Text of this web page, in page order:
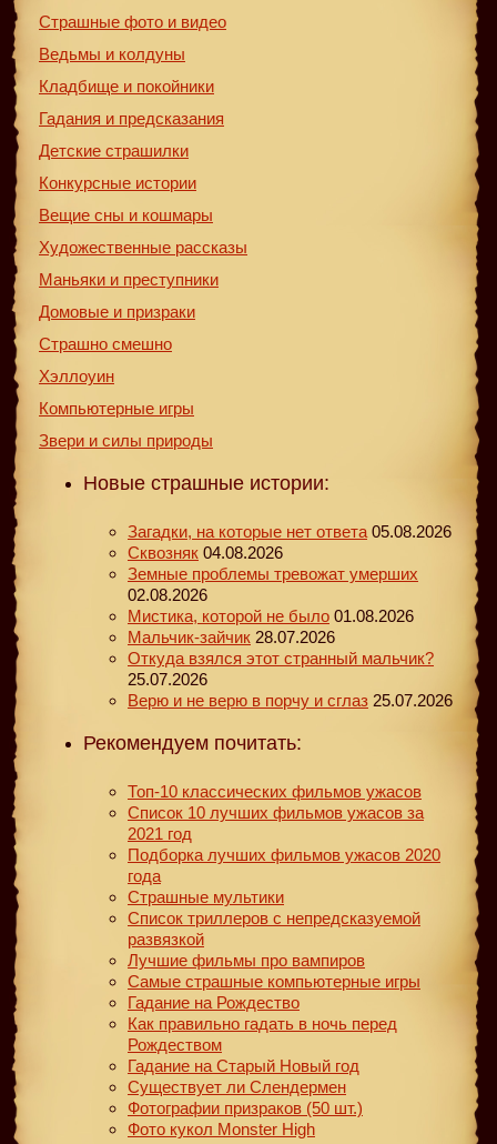
Страшные фото и видео
Ведьмы и колдуны
Кладбище и покойники
Гадания и предсказания
Детские страшилки
Конкурсные истории
Вещие сны и кошмары
Художественные рассказы
Маньяки и преступники
Домовые и призраки
Страшно смешно
Хэллоуин
Компьютерные игры
Звери и силы природы
Новые страшные истории:
Загадки, на которые нет ответа 05.08.2026
Сквозняк 04.08.2026
Земные проблемы тревожат умерших
02.08.2026
Мистика, которой не было 01.08.2026
Мальчик-зайчик 28.07.2026
Откуда взялся этот странный мальчик?
25.07.2026
Верю и не верю в порчу и сглаз 25.07.2026
Рекомендуем почитать:
Топ-10 классических фильмов ужасов
Список 10 лучших фильмов ужасов за
2021 год
Подборка лучших фильмов ужасов 2020
года
Страшные мультики
Список триллеров с непредсказуемой
развязкой
Лучшие фильмы про вампиров
Самые страшные компьютерные игры
Гадание на Рождество
Как правильно гадать в ночь перед
Рождеством
Гадание на Старый Новый год
Существует ли Слендермен
Фотографии призраков (50 шт.)
Фото кукол Monster High